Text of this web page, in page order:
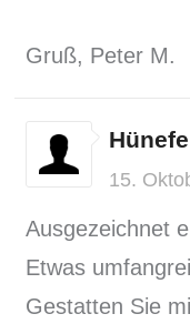
Gruß, Peter M.
15.
Ausgezeichnet
Etwas
Gestatten Sie